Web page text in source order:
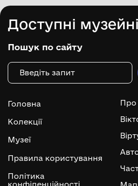
Доступні
Пошук по сайту
Головна
Колекції
Музеї
Правила користування
Політика
конфіденційності
Про